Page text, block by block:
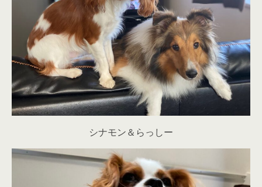
シナモン＆らっしー